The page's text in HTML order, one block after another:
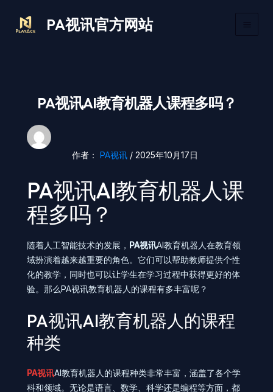
PA视讯官方网站
PA视讯AI教育机器人课程多吗？
作者： PA视讯 / 2025年10月17日
PA视讯AI教育机器人课
程多吗？
随着人工智能技术的发展， PA视讯AI教育机器人在教育领
域扮演着越来越重要的角色。它们可以帮助教师提供个性
化的教学，同时也可以让学生在学习过程中获得更好的体
验。那么PA视讯教育机器人的课程有多丰富呢？
PA视讯AI教育机器人的课程
种类
PA视讯AI教育机器人的课程种类非常丰富，涵盖了各个学
科和领域。无论是语言、数学、科学还是编程等方面，都